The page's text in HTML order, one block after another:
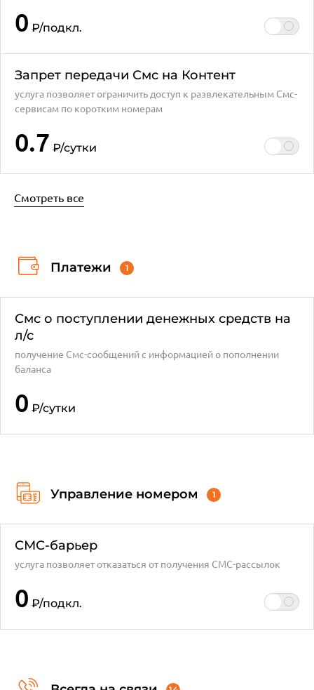
0 ₽/подкл.
Запрет передачи Смс на Контент
услуга позволяет ограничить доступ к развлекательным Смс-
сервисам по коротким номерам
0.7 ₽/сутки
Смотреть все
Платежи 1
Смс о поступлении денежных средств на
л/с
получение Смс-сообщений с информацией о пополнении
баланса
0 ₽/сутки
Управление номером 1
СМС-барьер
услуга позволяет отказаться от получения СМС-рассылок
0 ₽/подкл.